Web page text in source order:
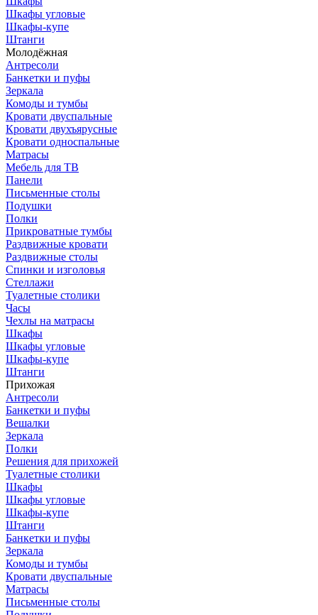
Шкафы угловые
Шкафы-купе
Штанги
Молодёжная
Антресоли
Банкетки и пуфы
Зеркала
Комоды и тумбы
Кровати двуспальные
Кровати двухъярусные
Кровати односпальные
Матрасы
Мебель для ТВ
Панели
Письменные столы
Подушки
Полки
Прикроватные тумбы
Раздвижные кровати
Раздвижные столы
Спинки и изголовья
Стеллажи
Туалетные столики
Часы
Чехлы на матрасы
Шкафы
Шкафы угловые
Шкафы-купе
Штанги
Прихожая
Антресоли
Банкетки и пуфы
Вешалки
Зеркала
Полки
Решения для прихожей
Туалетные столики
Шкафы
Шкафы угловые
Шкафы-купе
Штанги
Банкетки и пуфы
Зеркала
Комоды и тумбы
Кровати двуспальные
Матрасы
Письменные столы